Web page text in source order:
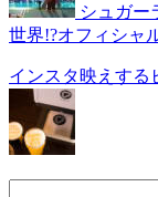
シュガー
世界!?オフィシャ
インスタ映えする